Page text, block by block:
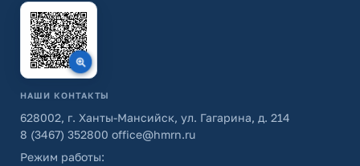
НАШИ КОНТАКТЫ
628002, г. Ханты-Мансийск, ул. Гагарина, д. 214
8 (3467) 352800 office@hmrn.ru
Режим работы: